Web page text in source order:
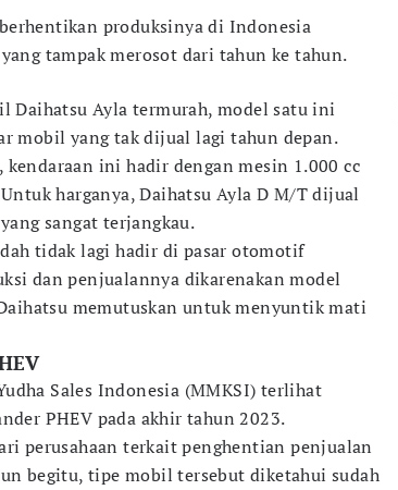
produksinya di Indonesia
tampak merosot dari tahun ke tahun.
Daihatsu Ayla termurah, model satu ini
mobil yang tak dijual lagi tahun depan.
ini hadir dengan mesin 1.000 cc
harganya, Daihatsu Ayla D M/T dijual
sangat terjangkau.
tidak lagi hadir di pasar otomotif
dan penjualannya dikarenakan model
memutuskan untuk menyuntik mati
Sales Indonesia (MMKSI) terlihat
PHEV pada akhir tahun 2023.
perusahaan terkait penghentian penjualan
begitu, tipe mobil tersebut diketahui sudah